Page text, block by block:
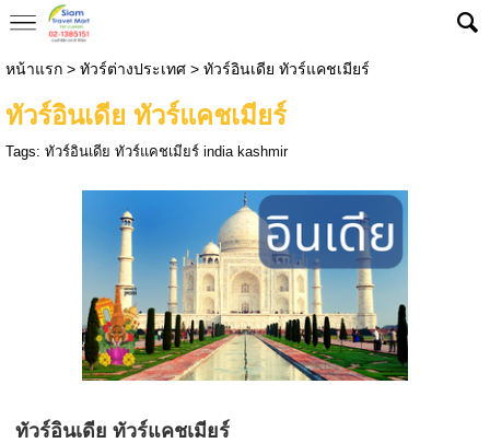
หน้าแรก> ทัวร์ต่างประเทศ> ทัวร์อินเดีย ทัวร์แคชเมียร์
ทัวร์อินเดีย ทัวร์แคชเมียร์
Tags: ทัวร์อินเดีย ทัวร์แคชเมียร์ india kashmir
ทัวร์อินเดีย ทัวร์แคชเมียร์